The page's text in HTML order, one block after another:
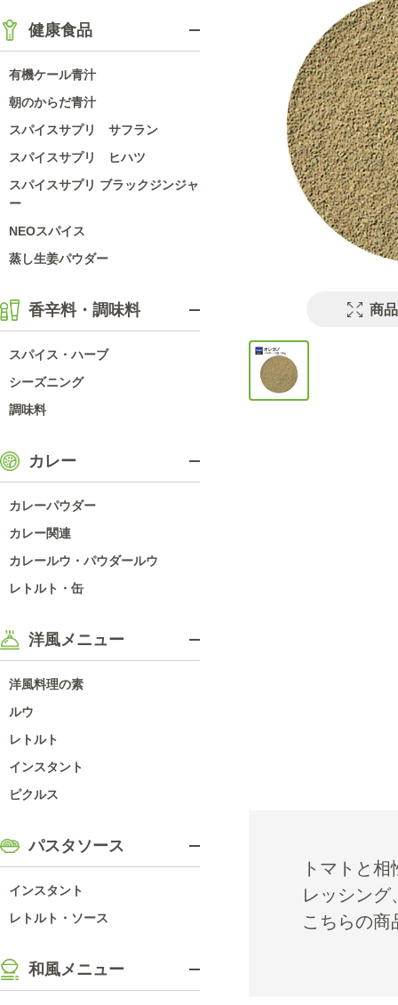
健康食品
有機ケール青汁
朝のからだ青汁
スパイスサプリ サフラン
スパイスサプリ ヒハツ
スパイスサプリ ブラックジンジャ
ー
NEOスパイス
蒸し生姜パウダー
香辛料・調味料
スパイス・ハーブ
シーズニング
調味料
カレー
カレーパウダー
カレー関連
カレールウ・パウダールウ
レトルト・缶
洋風メニュー
洋風料理の素
ルウ
レトルト
インスタント
ピクルス
パスタソース
インスタント
レトルト・ソース
和風メニュー
商
トマトと
レッシン
こちらの商